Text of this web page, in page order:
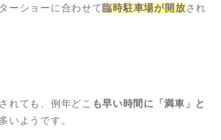
ーショーに合わせて 臨時駐車場が開放 され
れても、例年どこ も早い時間に「満車」と
いようです。